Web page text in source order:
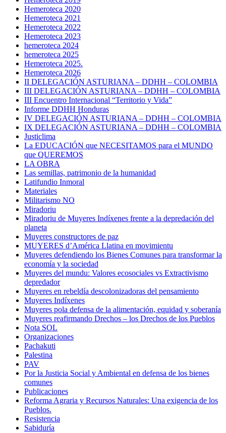
Hemeroteca 2020
Hemeroteca 2021
Hemeroteca 2022
Hemeroteca 2023
hemeroteca 2024
hemeroteca 2025
Hemeroteca 2025.
Hemeroteca 2026
II DELEGACIÓN ASTURIANA – DDHH – COLOMBIA
III DELEGACIÓN ASTURIANA – DDHH – COLOMBIA
III Encuentro Internacional “Territorio y Vida”
Informe DDHH Honduras
IV DELEGACIÓN ASTURIANA – DDHH – COLOMBIA
IX DELEGACIÓN ASTURIANA – DDHH – COLOMBIA
Justiclima
La EDUCACIÓN que NECESITAMOS para el MUNDO
que QUEREMOS
LA OBRA
Las semillas, patrimonio de la humanidad
Latifundio Inmoral
Materiales
Militarismo NO
Miradoriu
Miradoriu de Muyeres Indíxenes frente a la depredación del
planeta
Muyeres constructores de paz
MUYERES d’América Llatina en movimientu
Muyeres defendiendo los Bienes Comunes para transformar la
economía y la sociedad
Muyeres del mundu: Valores ecosociales vs Extractivismo
depredador
Muyeres en rebeldía descolonizadoras del pensamiento
Muyeres Indíxenes
Muyeres pola defensa de la alimentación, equidad y soberanía
Muyeres reafirmando Drechos – los Drechos de los Pueblos
Nota SOL
Organizaciones
Pachakuti
Palestina
PAV
Por la Justicia Social y Ambiental en defensa de los bienes
comunes
Publicaciones
Reforma Agraria y Recursos Naturales: Una exigencia de los
Pueblos.
Resistencia
Sabiduría